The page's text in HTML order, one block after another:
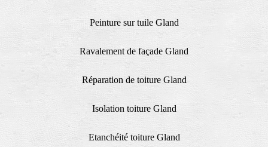
Peinture sur tuile Gland
Ravalement de façade Gland
Réparation de toiture Gland
Isolation toiture Gland
Etanchéité toiture Gland